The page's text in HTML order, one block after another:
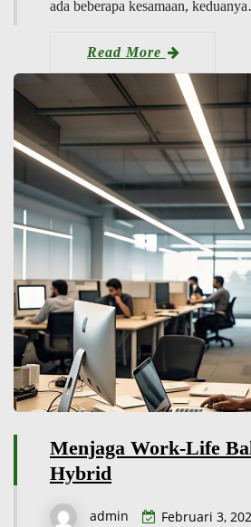
ada beberapa kesamaan,
Read More
Menjaga Work-Life
Hybrid
admin Februari 3,